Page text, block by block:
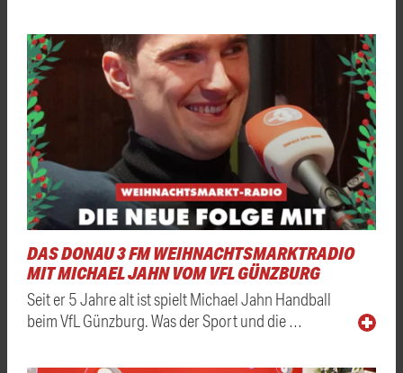
DAS DONAU 3 FM WEIHNACHTSMARKTRADIO
MIT MICHAEL JAHN VOM VFL GÜNZBURG
Seit er 5 Jahre alt ist spielt Michael Jahn Handball
beim VfL Günzburg. Was der Sport und die …